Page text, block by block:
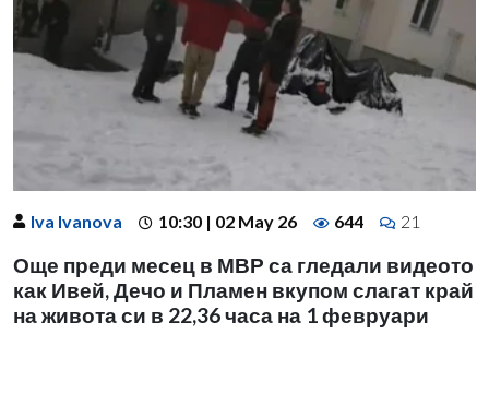
Iva Ivanova 10:30 | 02 May 26 644 21
Още преди месец в МВР са гледали видеото
как Ивей, Дечо и Пламен вкупом слагат край
на живота си в 22,36 часа на 1 февруари